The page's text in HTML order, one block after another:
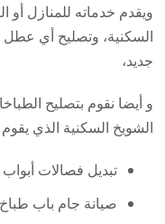
ويقدم خدماته للمنازل أو
السكنية، وتصليح أي عطل
جديد،
و أيضا نقوم بتصليح
الشويخ السكنية الذي
تبديل فصالات
صيانة جام باب